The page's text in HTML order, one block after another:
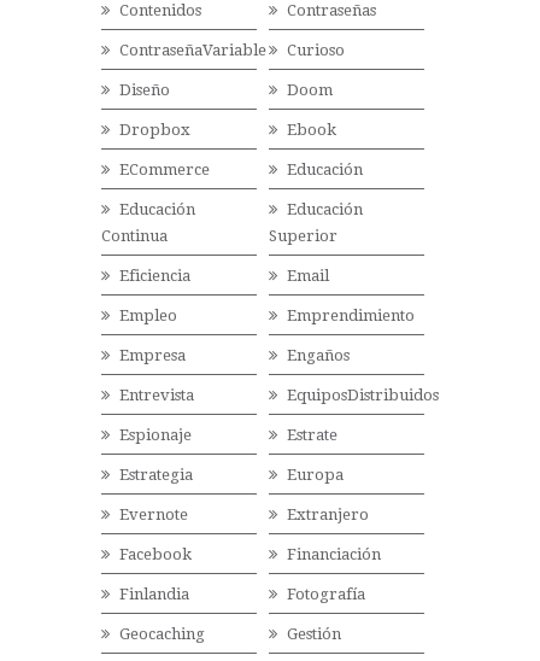
Contenidos Contraseñas
ContraseñaVariable Curioso
Diseño Doom
Dropbox Ebook
ECommerce Educación
Educación
Continua
Educación
Superior
Eficiencia Email
Empleo Emprendimiento
Empresa Engaños
Entrevista EquiposDistribuidos
Espionaje Estrate
Estrategia Europa
Evernote Extranjero
Facebook Financiación
Finlandia Fotografía
Geocaching Gestión